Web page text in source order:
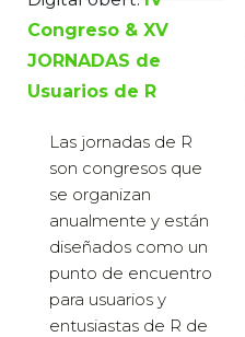
Congreso & XV
JORNADAS de
Usuarios de R
Las jornadas de R
son congresos que
se organizan
anualmente y están
diseñados como un
punto de encuentro
para usuarios y
entusiastas de R de